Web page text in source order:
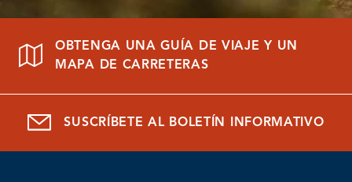
OBTENGA UNA GUÍA DE VIAJE Y UN
MAPA DE CARRETERAS
SUSCRÍBETE AL BOLETÍN INFORMATIVO